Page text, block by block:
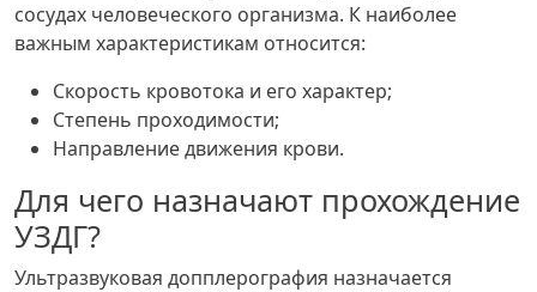
сосудах человеческого организма. К наиболее
важным характеристикам относится:
Скорость кровотока и его характер;
Степень проходимости;
Направление движения крови.
Для чего назначают прохождение
УЗДГ?
Ультразвуковая допплерография назначается